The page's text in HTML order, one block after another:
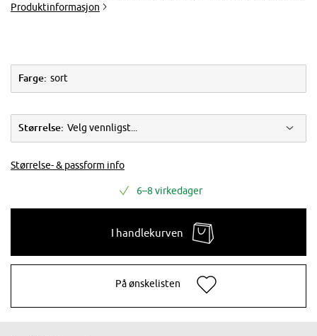
Produktinformasjon
Farge: sort
Størrelse: Velg vennligst...
Størrelse- & passform info
6–8 virkedager
I handlekurven
På ønskelisten